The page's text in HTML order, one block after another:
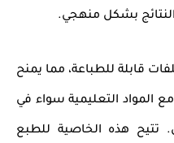
النتائج بشكل منهجي.
قابلة للطباعة، مما يمنح
المواد التعليمية سواء في
تتيح هذه الخاصية للطبع